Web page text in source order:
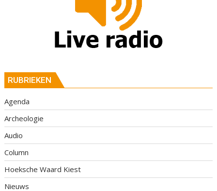
RUBRIEKEN
Agenda
Archeologie
Audio
Column
Hoeksche Waard Kiest
Nieuws